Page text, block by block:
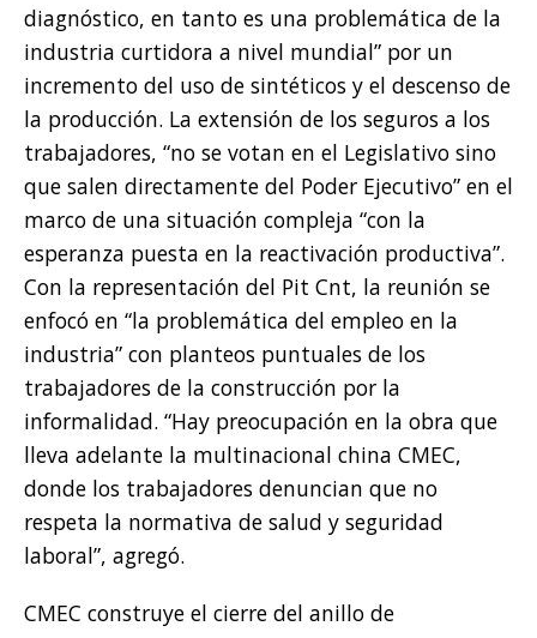
diagnóstico, en tanto es una problemática de la
industria curtidora a nivel mundial” por un
incremento del uso de sintéticos y el descenso de
la producción. La extensión de los seguros a los
trabajadores, “no se votan en el Legislativo sino
que salen directamente del Poder Ejecutivo” en el
marco de una situación compleja “con la
esperanza puesta en la reactivación productiva”.
Con la representación del Pit Cnt, la reunión se
enfocó en “la problemática del empleo en la
industria” con planteos puntuales de los
trabajadores de la construcción por la
informalidad. “Hay preocupación en la obra que
lleva adelante la multinacional china CMEC,
donde los trabajadores denuncian que no
respeta la normativa de salud y seguridad
laboral”, agregó.
CMEC construye el cierre del anillo de